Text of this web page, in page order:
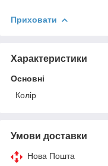
Приховати
Характеристики
Основні
Колір
Умови доставки
Нова Пошта